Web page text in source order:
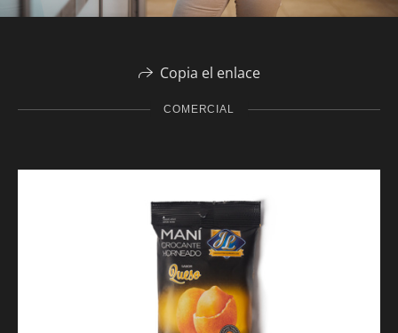
Copia el enlace
COMERCIAL